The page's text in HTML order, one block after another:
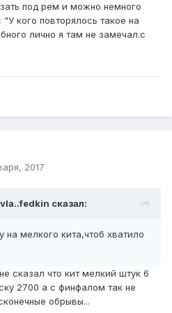
под рем и можно немного
кого повторялось такое на
лично я там не замечал.с
2017
сказал:
мелкого кита,чтоб хватило
сказал что кит мелкий штук 6
2700 а с финфалом так не
обрывы...